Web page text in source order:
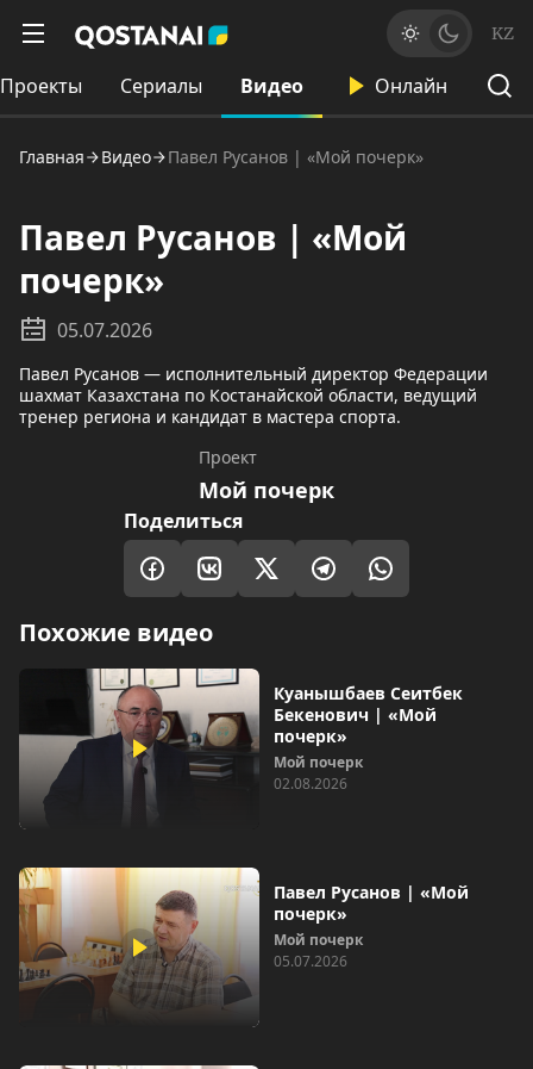
KZ
Проекты Сериалы Видео Онлайн
Главная Видео Павел Русанов | «Мой почерк»
Павел Русанов | «Мой
почерк»
05.07.2026
Павел Русанов — исполнительный директор Федерации
шахмат Казахстана по Костанайской области, ведущий
тренер региона и кандидат в мастера спорта.
Проект
Мой почерк
Поделиться
Похожие видео
Куанышбаев Сеитбек
Бекенович | «Мой
почерк»
Мой почерк
02.08.2026
Павел Русанов | «Мой
почерк»
Мой почерк
05.07.2026